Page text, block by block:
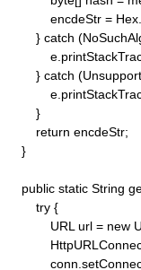
encdeStr =
} catch
} catch
        }
        return encdeStr;
    }
public static String
        try {
URL url = new